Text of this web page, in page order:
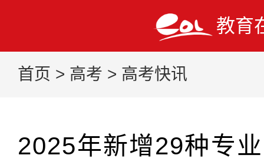
教育
首页 > 高考 > 高考快讯
2025年新增29种专